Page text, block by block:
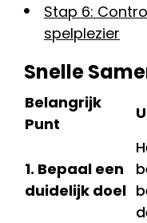
Stap 6:
spelplezier
Snelle
Belangrijk
Punt
1. Bepaal een
duidelijk doel